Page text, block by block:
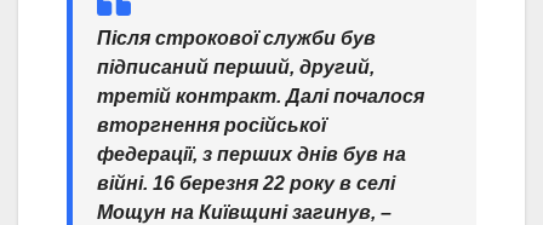
Після строкової служби був
підписаний перший, другий,
третій контракт. Далі почалося
вторгнення російської
федерації, з перших днів був на
війні. 16 березня 22 року в селі
Мощун на Київщині загинув, –